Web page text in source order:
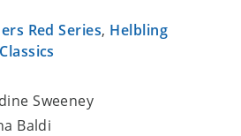
Red Series, Helbling
Sweeney
Baldi